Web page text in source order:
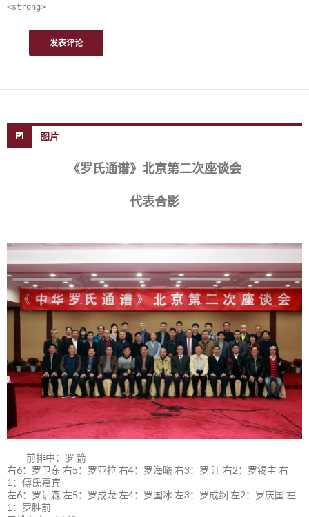
<strong>
图片
《罗氏通谱》北京第二次座谈会
代表合影
前排中：罗 箭
右6：罗卫东 右5：罗亚拉 右4：罗海曦 右3：罗 江 右2：罗锡主 右
1：傅氏嘉宾
左6：罗训森 左5：罗成龙 左4：罗国冰 左3：罗成纲 左2：罗庆国 左
1：罗胜前